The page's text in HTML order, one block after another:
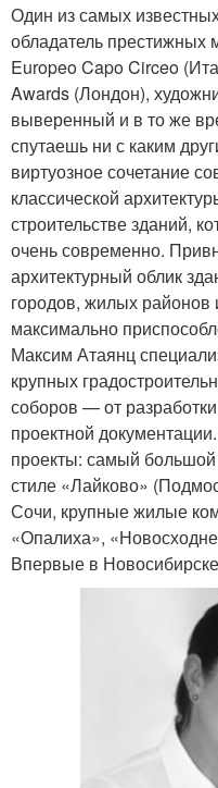
Один из самых
обладатель
Europeo Capo Circeo
Awards (Лондон),
выверенный и в то же
спутаешь ни с каким
виртуозное сочетание
классической
строительстве зданий,
очень современно.
архитектурный облик
городов, жилых районов
максимально
Максим Атаянц
крупных
соборов — от
проектной
проекты: самый большой
стиле «Лайково»
Сочи, крупные жилые
«Опалиха»,
Впервые в